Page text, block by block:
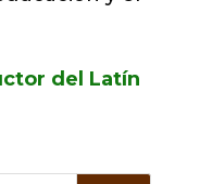
del Latín